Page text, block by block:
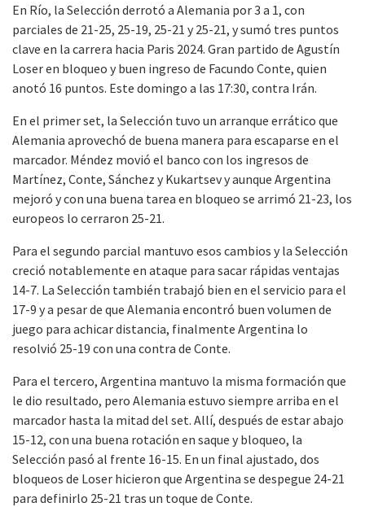
En Río, la Selección derrotó a Alemania por 3 a 1, con
parciales de 21-25, 25-19, 25-21 y 25-21, y sumó tres puntos
clave en la carrera hacia Paris 2024. Gran partido de Agustín
Loser en bloqueo y buen ingreso de Facundo Conte, quien
anotó 16 puntos. Este domingo a las 17:30, contra Irán.
En el primer set, la Selección tuvo un arranque errático que
Alemania aprovechó de buena manera para escaparse en el
marcador. Méndez movió el banco con los ingresos de
Martínez, Conte, Sánchez y Kukartsev y aunque Argentina
mejoró y con una buena tarea en bloqueo se arrimó 21-23, los
europeos lo cerraron 25-21.
Para el segundo parcial mantuvo esos cambios y la Selección
creció notablemente en ataque para sacar rápidas ventajas
14-7. La Selección también trabajó bien en el servicio para el
17-9 y a pesar de que Alemania encontró buen volumen de
juego para achicar distancia, finalmente Argentina lo
resolvió 25-19 con una contra de Conte.
Para el tercero, Argentina mantuvo la misma formación que
le dio resultado, pero Alemania estuvo siempre arriba en el
marcador hasta la mitad del set. Allí, después de estar abajo
15-12, con una buena rotación en saque y bloqueo, la
Selección pasó al frente 16-15. En un final ajustado, dos
bloqueos de Loser hicieron que Argentina se despegue 24-21
para definirlo 25-21 tras un toque de Conte.